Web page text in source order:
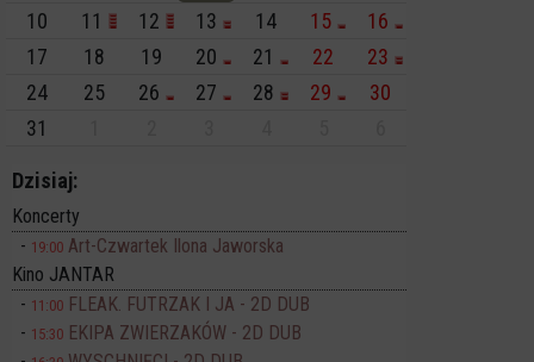
10
11 12 13 14 15
16
17
18 19 20 21 22
23
24
25 26 27 28 29
30
31
Dzisiaj:
Koncerty
19:00 Art-Czwartek Ilona Jaworska
Kino JANTAR
11:00 FLEAK. FUTRZAK I JA - 2D DUB
15:30 EKIPA ZWIERZAKÓW - 2D DUB